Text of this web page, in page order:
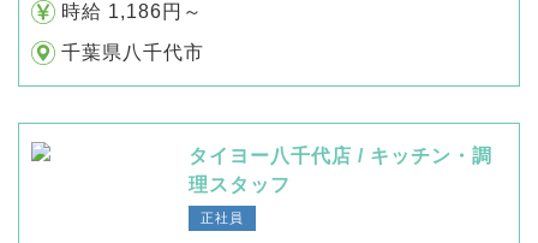
時給 1,186円～
千葉県八千代市
タイヨー八千代店 / キッチン・調
理スタッフ
正社員